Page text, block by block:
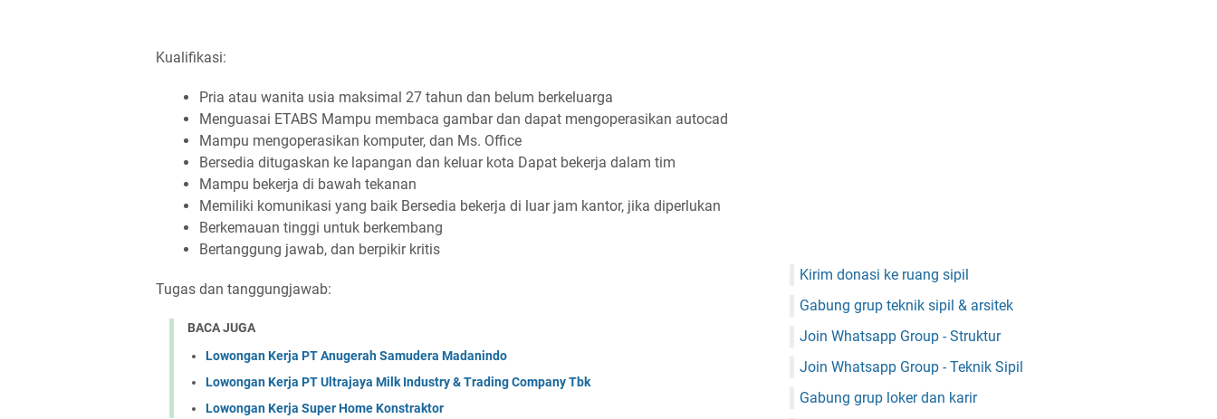
Kualifikasi:
Pria atau wanita usia maksimal 27 tahun dan belum berkeluarga
Menguasai ETABS Mampu membaca gambar dan dapat mengoperasikan autocad
Mampu mengoperasikan komputer, dan Ms. Office
Bersedia ditugaskan ke lapangan dan keluar kota Dapat bekerja dalam tim
Mampu bekerja di bawah tekanan
Memiliki komunikasi yang baik Bersedia bekerja di luar jam kantor, jika diperlukan
Berkemauan tinggi untuk berkembang
Bertanggung jawab, dan berpikir kritis
Tugas dan tanggungjawab:
BACA JUGA
Lowongan Kerja PT Anugerah Samudera Madanindo
Lowongan Kerja PT Ultrajaya Milk Industry & Trading Company Tbk
Lowongan Kerja Super Home Konstraktor
Kirim donasi ke ruang sipil
Gabung grup teknik sipil & arsitek
Join Whatsapp Group - Struktur
Join Whatsapp Group - Teknik Sipil
Gabung grup loker dan karir